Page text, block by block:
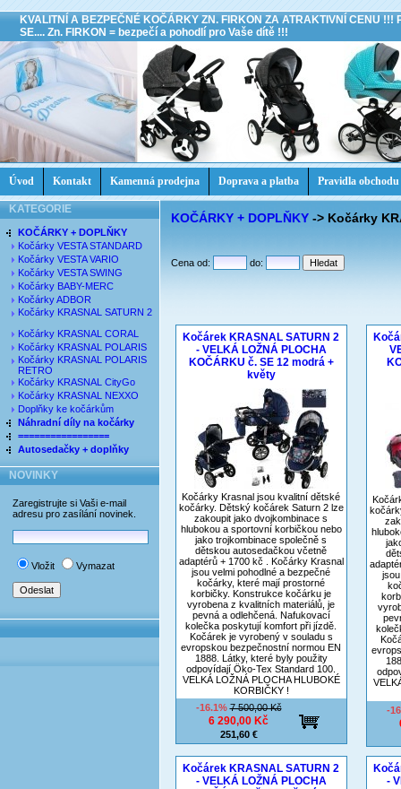
KVALITNÍ A BEZPEČNÉ KOČÁRKY ZN. FIRKON ZA ATRAKTIVNÍ CENU !!!
SE.... Zn. FIRKON = bezpečí a pohodlí pro Vaše dítě !!!
Úvod Kontakt Kamenná prodejna Doprava a platba Pravidla obchodu
KATEGORIE
KOČÁRKY + DOPLŇKY
Kočárky VESTA STANDARD
Kočárky VESTA VARIO
Kočárky VESTA SWING
Kočárky BABY-MERC
Kočárky ADBOR
Kočárky KRASNAL SATURN 2
Kočárky KRASNAL CORAL
Kočárky KRASNAL POLARIS
Kočárky KRASNAL POLARIS
RETRO
Kočárky KRASNAL CityGo
Kočárky KRASNAL NEXXO
Doplňky ke kočárkům
Náhradní díly na kočárky
=================
Autosedačky + doplňky
NOVINKY
Zaregistrujte si Vaši e-mail
adresu pro zasílání novinek.
Vložit Vymazat
KOČÁRKY + DOPLŇKY -> Kočárky
Cena od: do:
Kočárek KRASNAL SATURN 2
- VELKÁ LOŽNÁ PLOCHA
KOČÁRKU č. SE 12 modrá +
květy
Kočárky Krasnal jsou kvalitní dětské
kočárky. Dětský kočárek Saturn 2 lze
zakoupit jako dvojkombinace s
hlubokou a sportovní korbičkou nebo
jako trojkombinace společně s
dětskou autosedačkou včetně
adaptérů + 1700 kč . Kočárky Krasnal
jsou velmi pohodlné a bezpečné
kočárky, které mají prostorné
korbičky. Konstrukce kočárku je
vyrobena z kvalitních materiálů, je
pevná a odlehčená. Nafukovací
kolečka poskytují komfort při jízdě.
Kočárek je vyrobený v souladu s
evropskou bezpečnostní normou EN
1888. Látky, které byly použity
odpovídají Öko-Tex Standard 100.
VELKÁ LOŽNÁ PLOCHA HLUBOKÉ
KORBIČKY !
-16.1%7 500,00 Kč
6 290,00 Kč
251,60 €
-
Kočárek KRASNAL SATURN 2
- VELKÁ LOŽNÁ PLOCHA
-